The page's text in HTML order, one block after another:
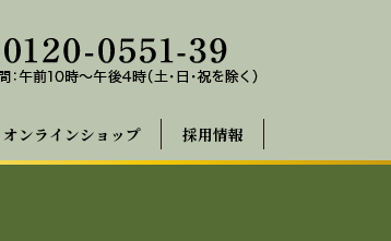
オンラインショップ 採用情報